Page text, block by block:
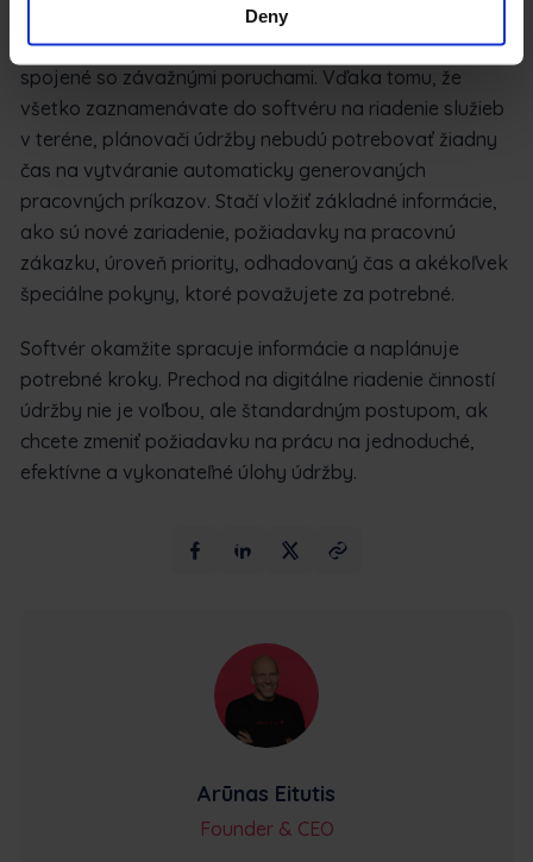
Deny
Čím viac optimalizujete svoje procesy preventívnej
údržby, tým viac môžete znížiť zbytočné náklady
spojené so závažnými poruchami. Vďaka tomu, že
všetko zaznamenávate do softvéru na riadenie služieb
v teréne, plánovači údržby nebudú potrebovať žiadny
čas na vytváranie automaticky generovaných
pracovných príkazov. Stačí vložiť základné informácie,
ako sú nové zariadenie, požiadavky na pracovnú
zákazku, úroveň priority, odhadovaný čas a akékoľvek
špeciálne pokyny, ktoré považujete za potrebné.
Softvér okamžite spracuje informácie a naplánuje
potrebné kroky. Prechod na digitálne riadenie činností
údržby nie je voľbou, ale štandardným postupom, ak
chcete zmeniť požiadavku na prácu na jednoduché,
efektívne a vykonateľné úlohy údržby.
Arūnas Eitutis
Founder & CEO